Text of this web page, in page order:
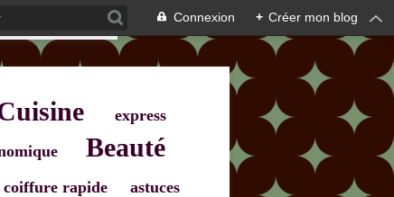
Connexion + Créer mon blog
express
Beauté
coiffure rapide
astuces